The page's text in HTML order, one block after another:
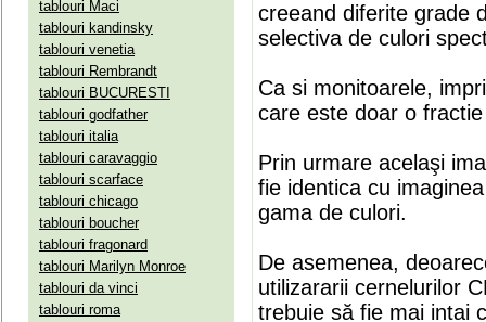
tablouri Maci
tablouri kandinsky
tablouri venetia
tablouri Rembrandt
tablouri BUCURESTI
tablouri godfather
tablouri italia
tablouri caravaggio
tablouri scarface
tablouri chicago
tablouri boucher
tablouri fragonard
tablouri Marilyn Monroe
tablouri da vinci
tablouri roma
creeand diferite grade
selectiva de culori
Ca si monitoarele,
care este doar o
Prin urmare acelaşi
fie identica cu
gama de culori.
De asemenea,
utilizararii cernelurilor
trebuie să fie mai intai